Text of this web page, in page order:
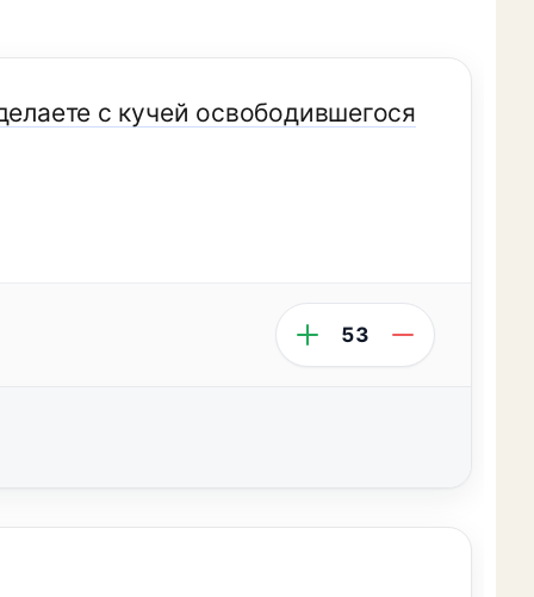
с кучей освободившегося
53